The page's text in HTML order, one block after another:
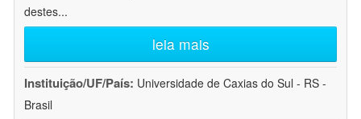
destes...
leia mais
Instituição/UF/País: Universidade de Caxias do Sul - RS -
Brasil